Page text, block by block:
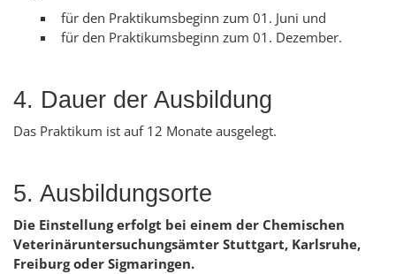
für den Praktikumsbeginn zum 01. Juni und
für den Praktikumsbeginn zum 01. Dezember.
4. Dauer der Ausbildung
Das Praktikum ist auf 12 Monate ausgelegt.
5. Ausbildungsorte
Die Einstellung erfolgt bei einem der Chemischen
Veterinäruntersuchungsämter Stuttgart, Karlsruhe,
Freiburg oder Sigmaringen.